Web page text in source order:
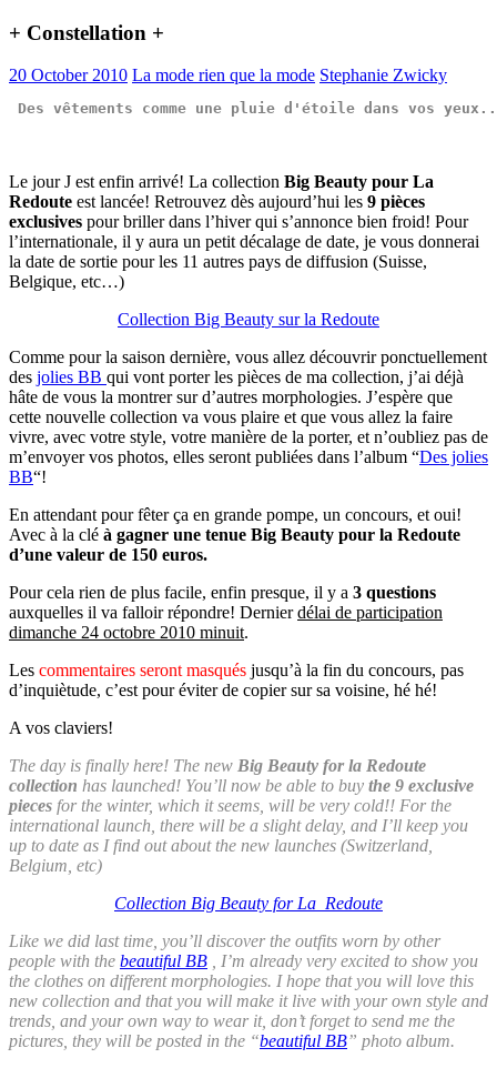
+ Constellation +
20 October 2010 La mode rien que la mode Stephanie Zwicky
Des vêtements comme une pluie d'étoile dans vos
Le jour J est enfin arrivé! La collection Big Beauty pour La
Redoute est lancée! Retrouvez dès aujourd’hui les 9 pièces
exclusives pour briller dans l’hiver qui s’annonce bien froid! Pour
l’internationale, il y aura un petit décalage de date, je vous donnerai
la date de sortie pour les 11 autres pays de diffusion (Suisse,
Belgique, etc…)
Collection Big Beauty sur la Redoute
Comme pour la saison dernière, vous allez découvrir ponctuellement
des jolies BB qui vont porter les pièces de ma collection, j’ai déjà
hâte de vous la montrer sur d’autres morphologies. J’espère que
cette nouvelle collection va vous plaire et que vous allez la faire
vivre, avec votre style, votre manière de la porter, et n’oubliez pas de
m’envoyer vos photos, elles seront publiées dans l’album “Des jolies
BB“!
En attendant pour fêter ça en grande pompe, un concours, et oui!
Avec à la clé à gagner une tenue Big Beauty pour la Redoute
d’une valeur de 150 euros.
Pour cela rien de plus facile, enfin presque, il y a 3 questions
auxquelles il va falloir répondre! Dernierdélai de participation
dimanche 24 octobre 2010 minuit.
Les commentaires seront masqués jusqu’à la fin du concours, pas
d’inquiètude, c’est pour éviter de copier sur sa voisine, hé hé!
A vos claviers!
The day is finally here! The new Big Beauty for la Redoute
collection has launched! You’ll now be able to buy the 9 exclusive
pieces for the winter, which it seems, will be very cold!! For the
international launch, there will be a slight delay, and I’ll keep you
up to date as I find out about the new launches (Switzerland,
Belgium, etc)
Collection Big Beauty for La Redoute
Like we did last time, you’ll discover the outfits worn by other
people with the beautiful BB , I’m already very excited to show you
the clothes on different morphologies. I hope that you will love this
new collection and that you will make it live with your own style and
trends, and your own way to wear it, don’t forget to send me the
pictures, they will be posted in the “beautiful BB” photo album.